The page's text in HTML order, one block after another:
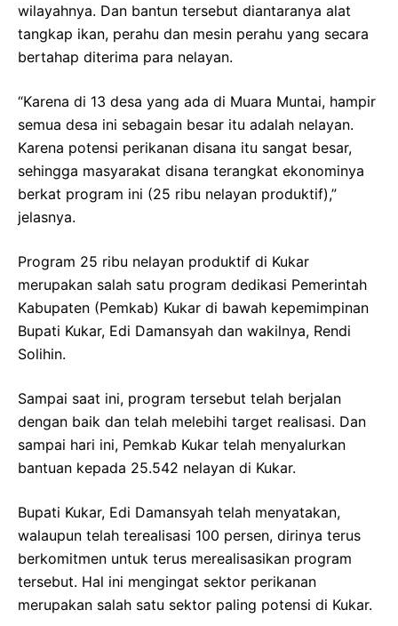
wilayahnya. Dan bantun tersebut diantaranya alat
tangkap ikan, perahu dan mesin perahu yang secara
bertahap diterima para nelayan.
“Karena di 13 desa yang ada di Muara Muntai, hampir
semua desa ini sebagain besar itu adalah nelayan.
Karena potensi perikanan disana itu sangat besar,
sehingga masyarakat disana terangkat ekonominya
berkat program ini (25 ribu nelayan produktif),”
jelasnya.
Program 25 ribu nelayan produktif di Kukar
merupakan salah satu program dedikasi Pemerintah
Kabupaten (Pemkab) Kukar di bawah kepemimpinan
Bupati Kukar, Edi Damansyah dan wakilnya, Rendi
Solihin.
Sampai saat ini, program tersebut telah berjalan
dengan baik dan telah melebihi target realisasi. Dan
sampai hari ini, Pemkab Kukar telah menyalurkan
bantuan kepada 25.542 nelayan di Kukar.
Bupati Kukar, Edi Damansyah telah menyatakan,
walaupun telah terealisasi 100 persen, dirinya terus
berkomitmen untuk terus merealisasikan program
tersebut. Hal ini mengingat sektor perikanan
merupakan salah satu sektor paling potensi di Kukar.